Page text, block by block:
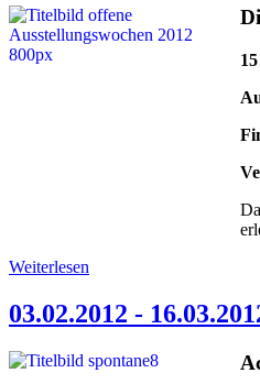
Weiterlesen
03.02.2012 -